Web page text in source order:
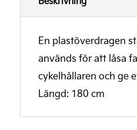
En plastöverdragen
används för att låsa
cykelhållaren och ge
Längd: 180 cm